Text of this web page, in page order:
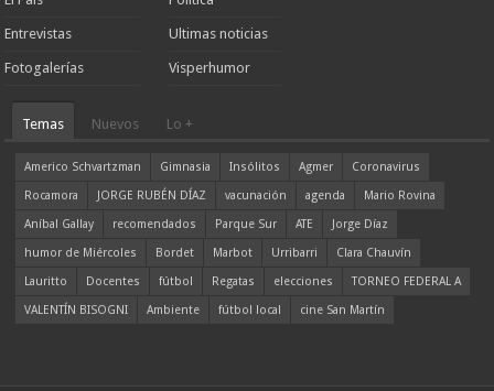
Entrevistas
Fotogalerías
Ultimas noticias
Visperhumor
Temas Nuevos Lo +
Americo Schvartzman Gimnasia Insólitos Agmer
Coronavirus
Rocamora
JORGE RUBÉN DÍAZ vacunación agenda
Mario Rovina
Aníbal Gallay
recomendados Parque Sur ATE
Jorge Díaz
humor de Miércoles
Bordet Marbot Urribarri
Clara Chauvín
Lauritto
Docentes fútbol Regatas elecciones
TORNEO FEDERAL A
VALENTÍN BISOGNI
Ambiente fútbol local cine San Martín